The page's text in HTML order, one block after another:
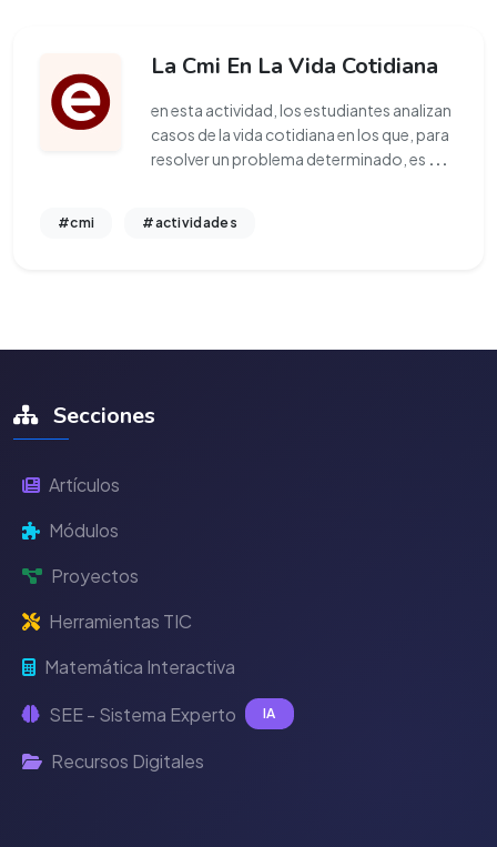
La Cmi En La Vida Cotidiana
en esta actividad, los estudiantes analizan
casos de la vida cotidiana en los que, para
resolver un problema determinado, es ...
#cmi #actividades
Secciones
Artículos
Módulos
Proyectos
Herramientas TIC
Matemática Interactiva
SEE - Sistema Experto IA
Recursos Digitales